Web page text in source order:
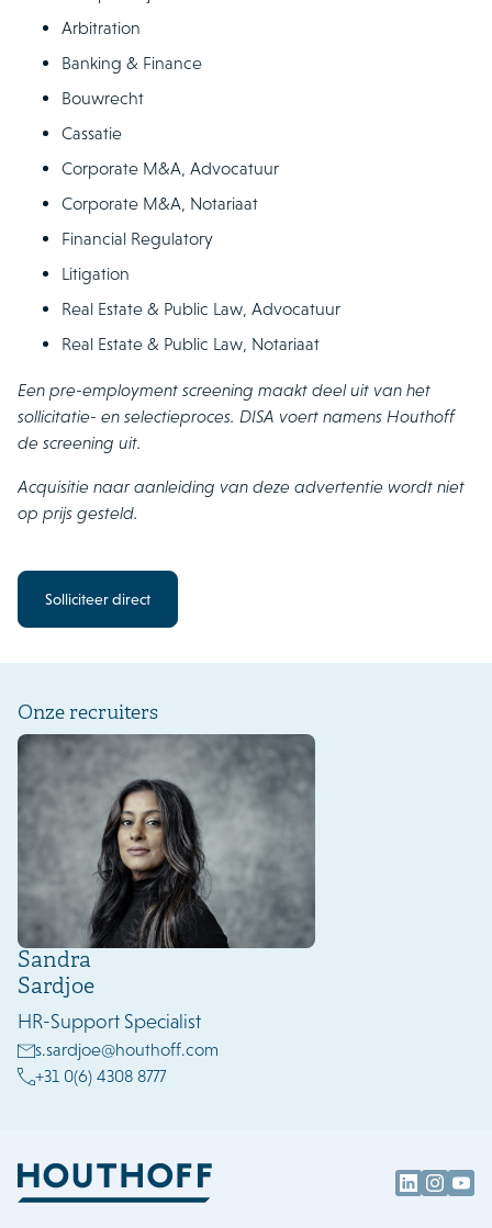
Arbitration
Banking & Finance
Bouwrecht
Cassatie
Corporate M&A, Advocatuur
Corporate M&A, Notariaat
Financial Regulatory
Litigation
Real Estate & Public Law, Advocatuur
Real Estate & Public Law, Notariaat
Een pre-employment screening maakt deel uit van het
sollicitatie- en selectieproces. DISA voert namens Houthoff
de screening uit.
Acquisitie naar aanleiding van deze advertentie wordt niet
op prijs gesteld.
Solliciteer direct
Onze recruiters
Sandra
Sardjoe
HR-Support Specialist
s.sardjoe@houthoff.com
+31 0(6) 4308 8777